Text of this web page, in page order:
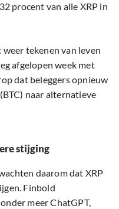
procent van alle XRP in
tekenen van leven
afgelopen week met
dat beleggers opnieuw
naar alternatieve
stijging
daarom dat XRP
Finbold
meer ChatGPT,